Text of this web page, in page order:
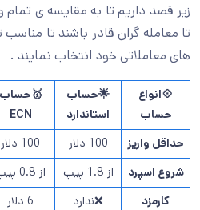
زیر قصد داریم تا به مقایسه ی تمام
تا معامله گران قادر باشند تا مناسب
های معاملاتی خود انتخاب نمایند .
💠انواع
حساب
🌟حساب
استاندارد
🥇حساب
ECN
حداقل واریز
100 دلار 100 دلار
شروع اسپرد
از 1.8 پیپ از 0.8 پیپ
کارمزد
❌ندارد